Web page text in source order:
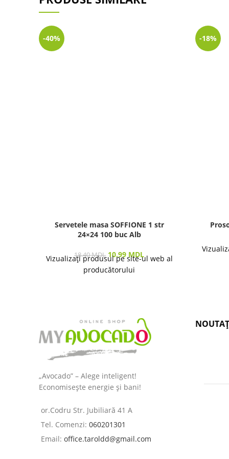
-40%
Servetele masa SOFFIONE 1 str
24×24 100 buc Alb
18.40MDL 10.99 MDL
Vizualizați produsul pe site-ul web al
producătorului
-18%
„Avocado” – Alege inteligent!
Economisește energie și bani!
or.Codru Str. Jubiliară 41 A
Tel. Comenzi: 060201301
Email: office.taroldd@gmail.com